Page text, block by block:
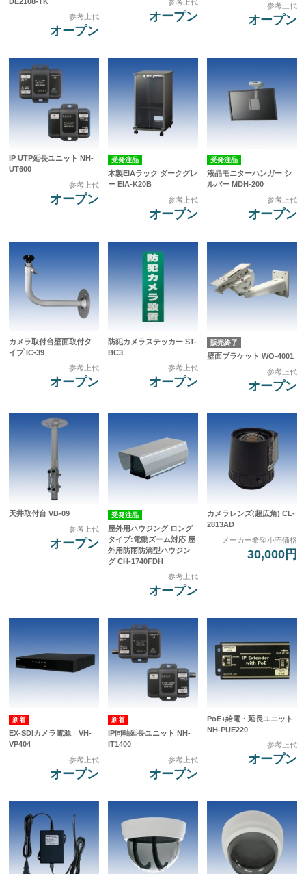
参考上代
オープン
参考上代
オープン
参考上代
オープン
IP UTP延長ユニット NH-
UT600
参考上代
オープン
受発注品
木製EIAラック ダークグレ
ー EIA-K20B
参考上代
オープン
受発注品
液晶モニターハンガー シ
ルバー MDH-200
参考上代
オープン
カメラ取付台壁面取付タ
イプ IC-39
参考上代
オープン
防犯カメラステッカー ST-
BC3
参考上代
オープン
販売終了
壁面ブラケット WO-4001
参考上代
オープン
天井取付台 VB-09
参考上代
オープン
受発注品
屋外用ハウジング ロング
タイプ:電動ズーム対応 屋
外用防雨防滴型ハウジン
グ CH-1740FDH
参考上代
オープン
カメラレンズ(超広角) CL-
2813AD
メーカー希望小売価格
30,000円
EX-SDIカメラ電源 VH-
VP404
参考上代
オープン
IP同軸延長ユニット NH-
IT1400
参考上代
オープン
PoE+給電・延長ユニット
NH-PUE220
参考上代
オープン